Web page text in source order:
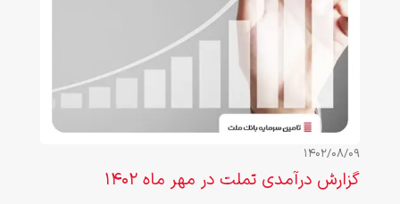
1402/08/09
گزارش درآمدی تملت در مهر ماه ۱۴۰۲